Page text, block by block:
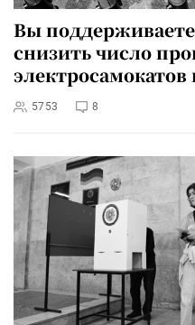
Вы
снизить число
электросамокатов
5753 8